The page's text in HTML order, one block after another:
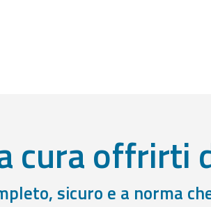
cura offrirti
sicuro e a norma